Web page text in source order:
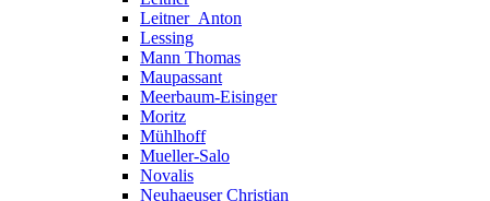
Leitner_Anton
Lessing
Mann Thomas
Maupassant
Meerbaum-Eisinger
Moritz
Mühlhoff
Mueller-Salo
Novalis
Neuhaeuser Christian